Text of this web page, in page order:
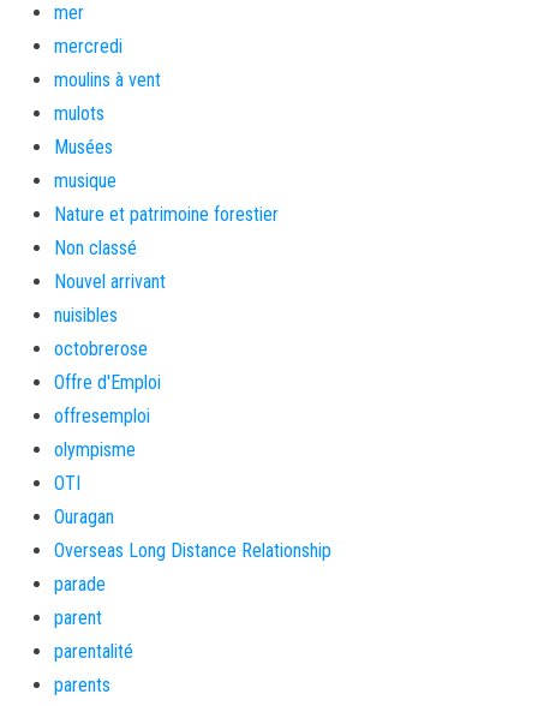
mer
mercredi
moulins à vent
mulots
Musées
musique
Nature et patrimoine forestier
Non classé
Nouvel arrivant
nuisibles
octobrerose
Offre d'Emploi
offresemploi
olympisme
OTI
Ouragan
Overseas Long Distance Relationship
parade
parent
parentalité
parents